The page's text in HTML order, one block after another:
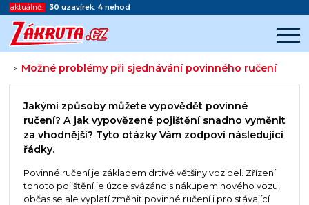
aktuálně: 30 uzavírek, 4 nehod
> Možné problémy při sjednávání povinného ručení
Začátek reklamy
Jakými způsoby můžete vypovědět povinné
ručení? A jak vypovězené pojištění snadno vyměnit
za vhodnější? Tyto otázky Vám zodpoví následující
řádky.
Povinné ručení je základem drtivé většiny vozidel. Zřízení
tohoto pojištění je úzce svázáno s nákupem nového vozu,
občas se ale vyplatí změnit povinné ručení i pro stávající